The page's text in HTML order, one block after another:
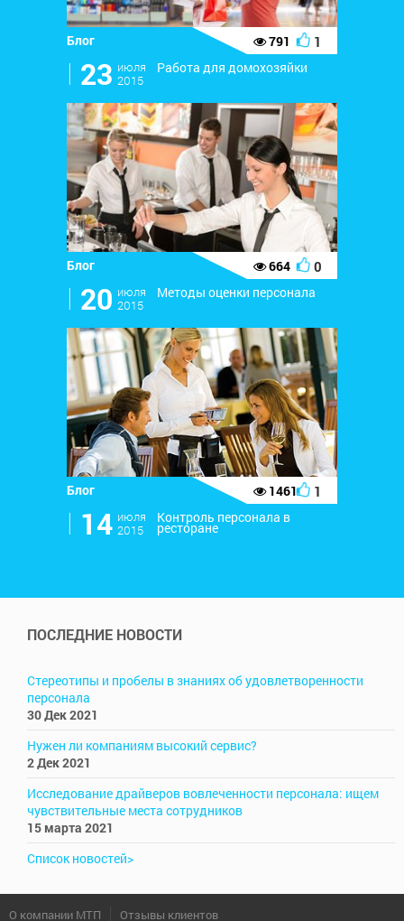
Блог 791 1
l 23 июля
2015
Работа для домохозяйки
Блог 664 0
l 20 июля
2015
Методы оценки персонала
Блог 1461 1
l 14 июля
2015
Контроль персонала в
ресторане
ПОСЛЕДНИЕ НОВОСТИ
Стереотипы и пробелы в знаниях об удовлетворенности
персонала
30 Дек 2021
Нужен ли компаниям высокий сервис?
2 Дек 2021
Исследование драйверов вовлеченности персонала: ищем
чувствительные места сотрудников
15 марта 2021
Список новостей>
О компании МТП Отзывы клиентов